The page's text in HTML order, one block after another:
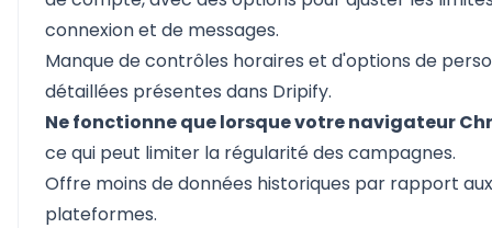
connexion et de messages.
Manque de contrôles horaires et d'options de
détaillées présentes dans Dripify.
Ne fonctionne que lorsque votre navigateur
ce qui peut limiter la régularité des campagnes.
Offre moins de données historiques par rapport
plateformes.